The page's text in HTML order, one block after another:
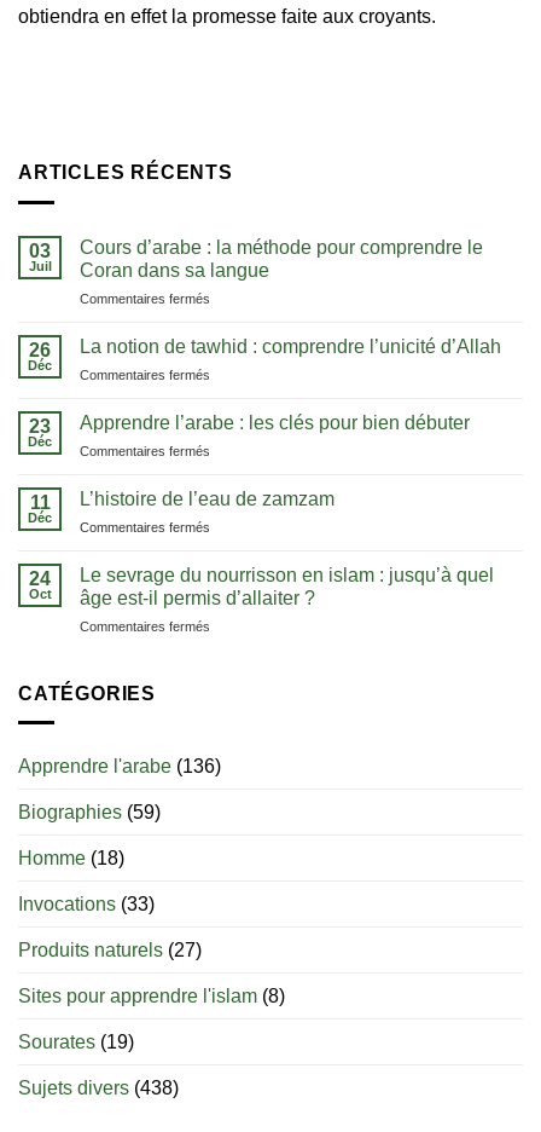
obtiendra en effet la promesse faite aux croyants.
ARTICLES RÉCENTS
03
Juil
Cours d’arabe : la méthode pour comprendre le
Coran dans sa langue
Commentaires fermés
d’arabe
pour
dans
26
Déc
La notion de tawhid : comprendre l’unicité d’Allah
Commentaires fermés
notion
comprendre
23
Déc
Apprendre l’arabe : les clés pour bien débuter
Commentaires fermés
l’arabe
pour
bien
11
Déc
L’histoire de l’eau de zamzam
Commentaires fermés
l’eau
de
24
Oct
Le sevrage du nourrisson en islam : jusqu’à quel
âge est-il permis d’allaiter ?
Commentaires fermés
:
CATÉGORIES
Apprendre l'arabe (136)
Biographies (59)
Homme (18)
Invocations (33)
Produits naturels (27)
Sites pour apprendre l'islam (8)
Sourates (19)
Sujets divers (438)